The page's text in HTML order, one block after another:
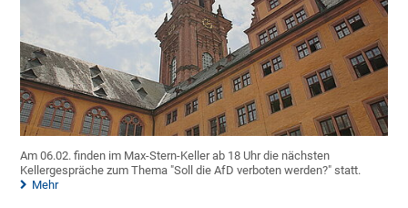
Am 06.02. finden im Max-Stern-Keller ab 18 Uhr die nächsten
Kellergespräche zum Thema "Soll die AfD verboten werden?" statt.
Mehr